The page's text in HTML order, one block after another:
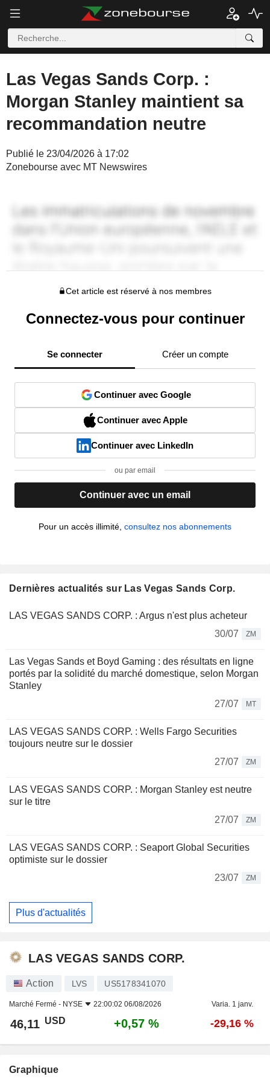
Las Vegas Sands Corp. :
Morgan Stanley maintient sa
recommandation neutre
Publié le 23/04/2026 à 17:02
Zonebourse avec MT Newswires
Cet article est réservé à nos membres
Connectez-vous pour continuer
Se connecter Créer un compte
Continuer avec Google
Continuer avec Apple
Continuer avec LinkedIn
ou par email
Continuer avec un email
Pour un accès illimité, consultez nos abonnements
Dernières actualités sur Las Vegas Sands Corp.
LAS VEGAS SANDS CORP. : Argus n'est plus acheteur
30/07
ZM
Las Vegas Sands et Boyd Gaming : des résultats en ligne
portés par la solidité du marché domestique, selon Morgan
Stanley
27/07
MT
LAS VEGAS SANDS CORP. : Wells Fargo Securities
toujours neutre sur le dossier
27/07
ZM
LAS VEGAS SANDS CORP. : Morgan Stanley est neutre
sur le titre
27/07
ZM
LAS VEGAS SANDS CORP. : Seaport Global Securities
optimiste sur le dossier
23/07
ZM
Plus d'actualités
LAS VEGAS SANDS CORP.
Action LVS US5178341070
Marché Fermé - NYSE 22:00:02 06/08/2026 Varia. 1 janv.
46,11 USD +0,57 % -29,16 %
Graphique